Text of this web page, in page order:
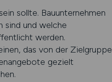
sollte. Bauunternehmen
sind und welche
werden.
das von der Zielgruppe
gezielt